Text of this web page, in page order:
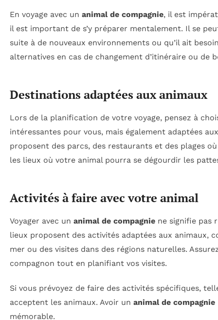
En voyage avec un animal de compagnie, il est
il est important de s’y préparer mentalement. Il se
suite à de nouveaux environnements ou qu’il ait
alternatives en cas de changement d’itinéraire ou de
Destinations adaptées aux animaux
Lors de la planification de votre voyage, pensez à
intéressantes pour vous, mais également adaptées
proposent des parcs, des restaurants et des plages
les lieux où votre animal pourra se dégourdir les
Activités à faire avec votre animal
Voyager avec un animal de compagnie ne signifie pas
lieux proposent des activités adaptées aux animaux,
mer ou des visites dans des régions naturelles.
compagnon tout en planifiant vos visites.
Si vous prévoyez de faire des activités spécifiques,
acceptent les animaux. Avoir un animal de compagnie
mémorable.